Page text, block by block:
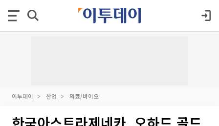
이투데이 산업 의료/바이오